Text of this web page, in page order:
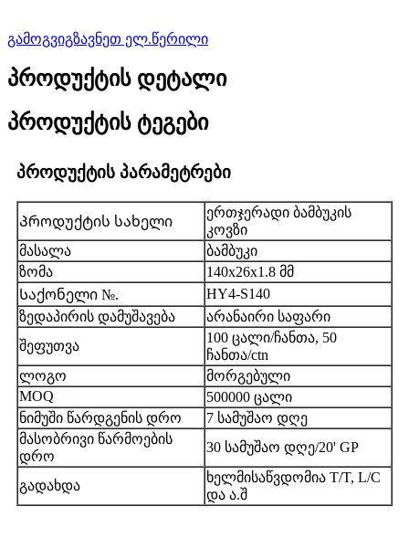
გამოგვიგზავნეთ ელ.წერილი
პროდუქტის დეტალი
პროდუქტის ტეგები
პროდუქტის პარამეტრები
Პროდუქტის სახელი
ერთჯერადი ბამბუკის
კოვზი
მასალა
ბამბუკი
ზომა
140x26x1.8 მმ
Საქონელი №.
HY4-S140
ზედაპირის დამუშავება
არანაირი საფარი
შეფუთვა
100 ცალი/ჩანთა, 50
ჩანთა/ctn
ლოგო
მორგებული
MOQ
500000 ცალი
ნიმუში წარდგენის დრო
7 სამუშაო დღე
მასობრივი წარმოების
დრო
30 სამუშაო დღე/20' GP
გადახდა
ხელმისაწვდომია T/T, L/C
და ა.შ